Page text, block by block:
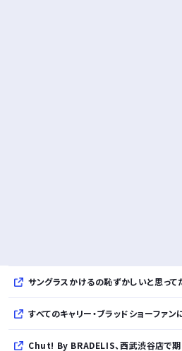
サングラスかけるの恥ずかしいと思ってたけど、
すべてのキャリー・ブラッドショーファンに贈る、
Chut! By BRADELIS、西武渋谷店で期間限定POP UP STORE